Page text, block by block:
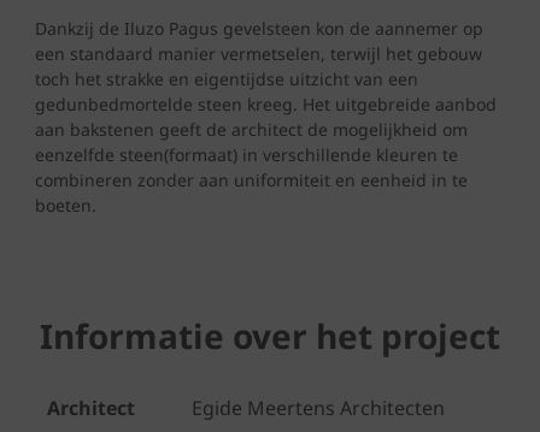
Dankzij de Iluzo Pagus gevelsteen kon de aannemer op
een standaard manier vermetselen, terwijl het gebouw
toch het strakke en eigentijdse uitzicht van een
gedunbedmortelde steen kreeg. Het uitgebreide aanbod
aan bakstenen geeft de architect de mogelijkheid om
eenzelfde steen(formaat) in verschillende kleuren te
combineren zonder aan uniformiteit en eenheid in te
boeten.
Informatie over het project
Architect Egide Meertens Architecten